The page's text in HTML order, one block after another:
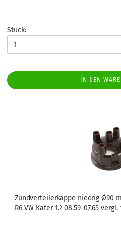
Stück:
IN DEN
Zündverteilerkappe niedrig Ø90
R6 VW Käfer 1.2 08.59-07.65 vergl.